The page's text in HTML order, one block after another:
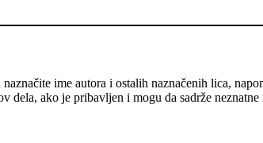
ime autora i ostalih naznačenih lica,
dela, ako je pribavljen i mogu da sadrže neznatne